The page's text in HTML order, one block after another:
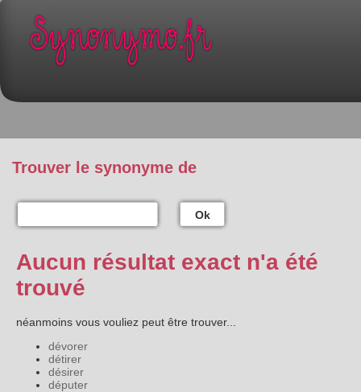
Trouver le synonyme de
Ok
Aucun résultat exact n'a été
trouvé
néanmoins vous vouliez peut être trouver...
dévorer
détirer
désirer
députer